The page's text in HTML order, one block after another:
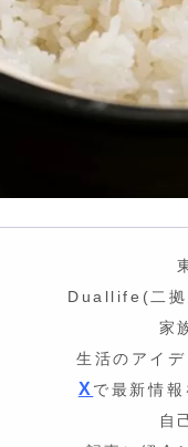
Duallife(二拠
家
生活のアイデ
X で最新情報
自